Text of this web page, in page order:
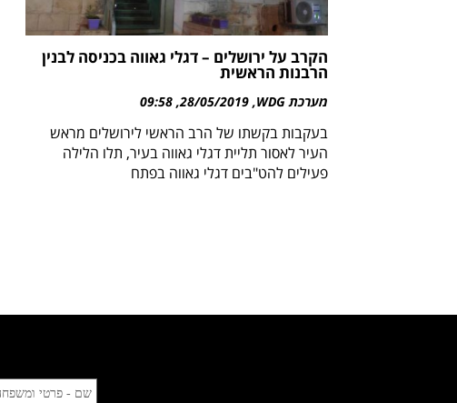
הקרב על ירושלים – דגלי גאווה בכניסה לבנין
הרבנות הראשית
מערכת WDG 28/05/2019
09:58
בעקבות בקשתו של הרב הראשי לירושלים מראש
העיר לאסור תליית דגלי גאווה בעיר, תלו הלילה
פעילים להט"בים דגלי גאווה בפתח